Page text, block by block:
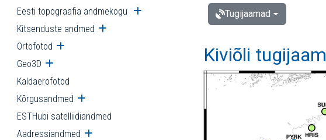
Eesti topograafia andmekogu Ava alammenüü
Kitsenduste andmed Ava alammenüü
Ortofotod Ava alammenüü
Geo3D Ava alammenüü
Kaldaerofotod
Kõrgusandmed Ava alammenüü
ESTHubi satelliidiandmed
Aadressiandmed Ava alammenüü
Tugijaamad
Kiviõli tugijaam